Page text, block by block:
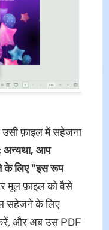
उसी फ़ाइल में सहेजना
अन्यथा, आप
के लिए "इसरूप
फ़ाइल को वैसे
सहेजने के लिए
करें, और अब उस PDF